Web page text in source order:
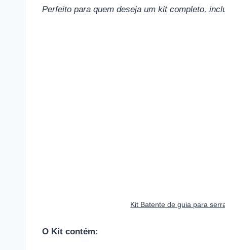
Perfeito para quem deseja um kit completo,
Kit Batente de guia para
O Kit contém: